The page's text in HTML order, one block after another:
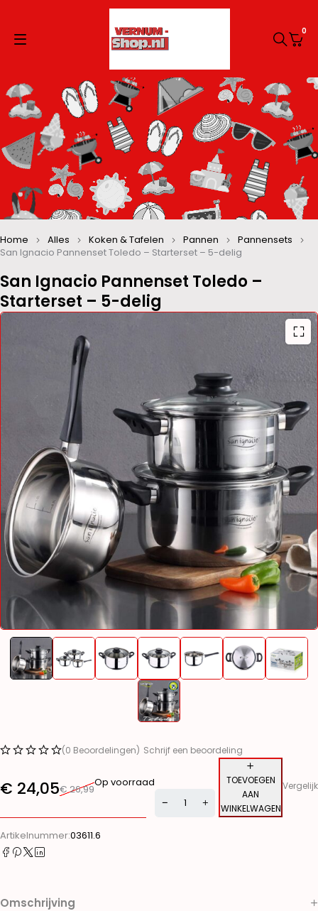
0
San Ignacio Pannenset Toledo –
Starterset – 5-delig
Home Alles Koken & Tafelen Pannen
Pannensets
San Ignacio Pannenset Toledo – Starterset – 5-delig
(0 Beoordelingen) Schrijf een beoordeling
€26,99
€ 24,05 Op voorraad
TOEVOEGEN
AAN
WINKELWAGEN
Vergelijk
Artikelnummer:03611.6
Omschrijving